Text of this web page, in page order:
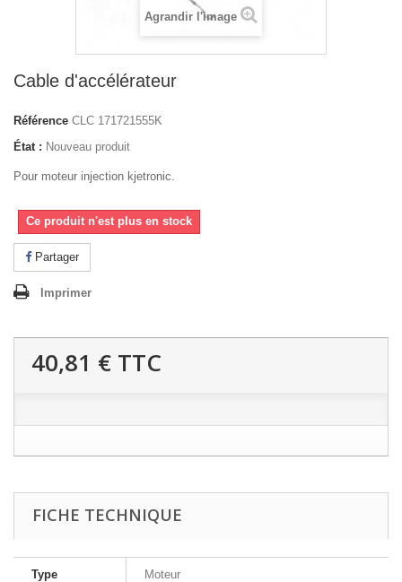
Agrandir l'image
Cable d'accélérateur
Référence CLC 171721555K
État : Nouveau produit
Pour moteur injection kjetronic.
Ce produit n'est plus en stock
Partager
Imprimer
40,81 € TTC
FICHE TECHNIQUE
Type Moteur